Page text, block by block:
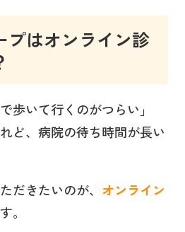
プはオンライン診
歩いて行くのがつらい」
ど、病院の待ち時間が長い
だきたいのが、 オンライン
。